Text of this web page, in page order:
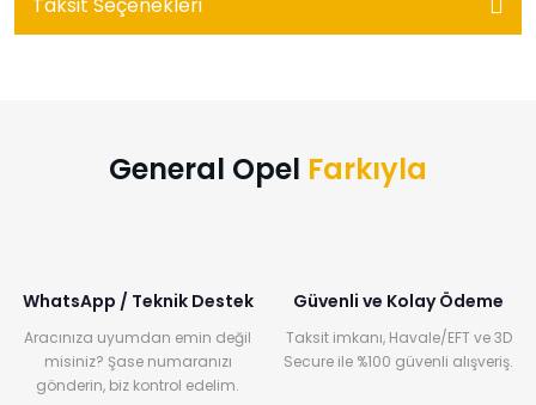
General Opel Farkıyla
WhatsApp / Teknik Destek
Aracınıza uyumdan emin değil
misiniz? Şase numaranızı
gönderin, biz kontrol edelim.
Güvenli ve Kolay Ödeme
Taksit imkanı, Havale/EFT ve 3D
Secure ile %100 güvenli alışveriş.